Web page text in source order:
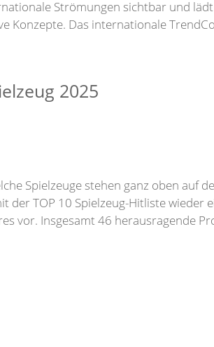
Strömungen sichtbar und
Konzepte. Das internationale
2025
Spielzeuge stehen ganz oben auf
der TOP 10 Spielzeug-Hitliste
vor. Insgesamt 46 herausragende